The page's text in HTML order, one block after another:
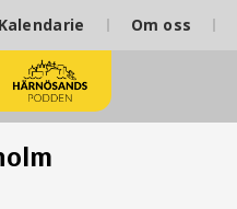
Kalendarie Om oss